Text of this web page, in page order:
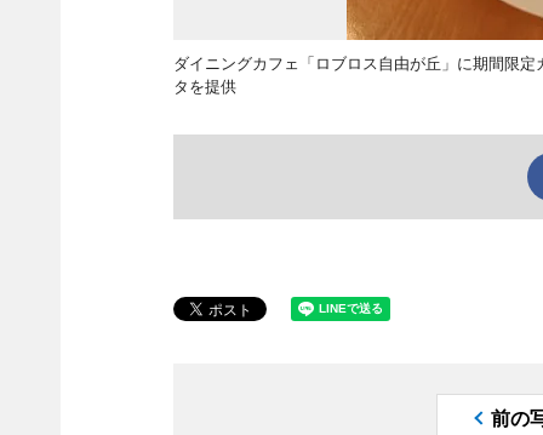
ダイニングカフェ「ロブロス自由が丘」に期間限定
タを提供
前の